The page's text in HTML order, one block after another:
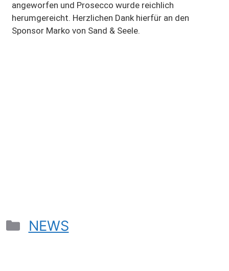
angeworfen und Prosecco wurde reichlich
herumgereicht. Herzlichen Dank hierfür an den
Sponsor Marko von Sand & Seele.
NEWS